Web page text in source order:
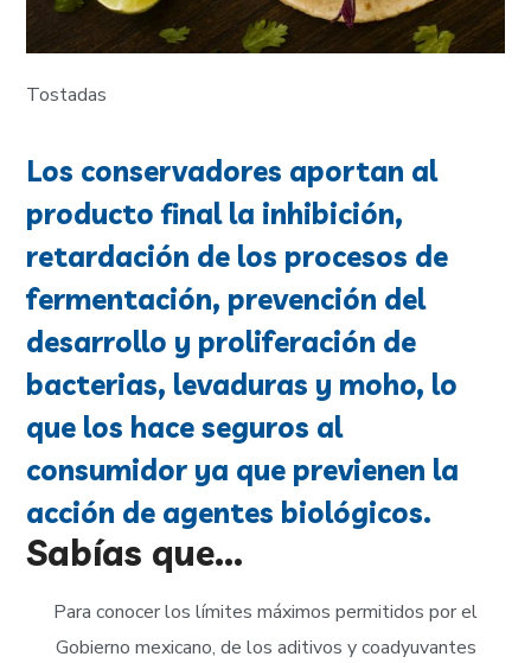
Tostadas
Los conservadores aportan al
producto final la inhibición,
retardación de los procesos de
fermentación, prevención del
desarrollo y proliferación de
bacterias, levaduras y moho, lo
que los hace seguros al
consumidor ya que previenen la
acción de agentes biológicos.
Sabías que...
Para conocer los límites máximos permitidos por el
Gobierno mexicano, de los aditivos y coadyuvantes